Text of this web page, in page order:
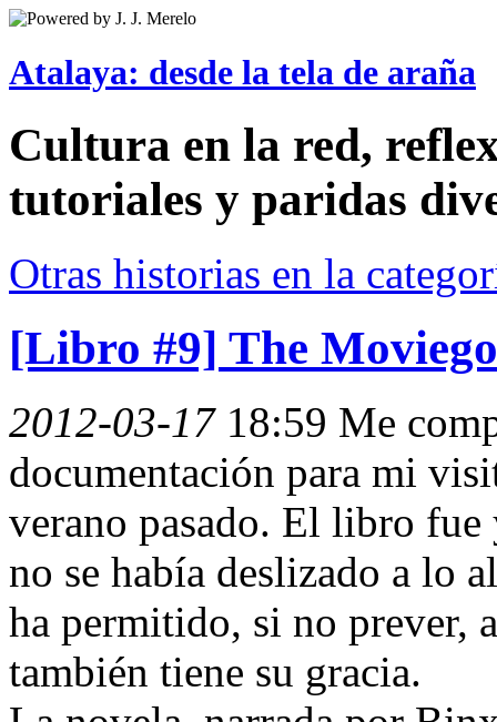
Atalaya: desde la tela de araña
Cultura en la red,
tutoriales y paridas
Otras historias en la
[Libro #9] The
2012-03-1718:59 Me
documentación para mi
verano pasado. El libro
no se había deslizado a lo
ha permitido, si no prever,
también tiene su gracia.